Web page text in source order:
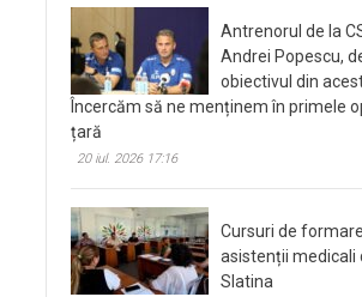
Antrenorul de la
Andrei Popescu,
obiectivul din
Încercăm să ne menținem în primele
țară
20 iul. 2026 17:16
Cursuri de
asistenții medicali
Slatina